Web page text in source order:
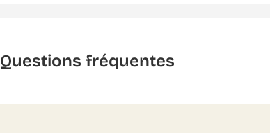
Questions fréquentes